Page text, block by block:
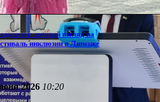
личный взгляд на
инклюзии в Липецке
2026 10:20